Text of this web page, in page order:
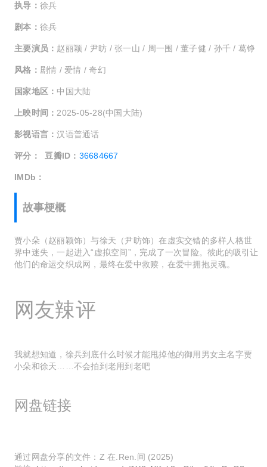
执导： 徐兵
剧本： 徐兵
主要演员： 赵丽颖 / 尹昉 / 张一山 / 周一围 / 董子健 / 孙千 / 葛铮
风格： 剧情 / 爱情 / 奇幻
国家地区： 中国大陆
上映时间：2025-05-28(中国大陆)
影视语言：汉语普通话
评分： 豆瓣ID： 36684667
IMDb：
故事梗概
贾小朵（赵丽颖饰）与徐天（尹昉饰）在虚实交错的多样人格世
界中迷失，一起进入“虚拟空间”，完成了一次冒险。彼此的吸引让
他们的命运交织成网，最终在爱中救赎，在爱中拥抱灵魂。
网友辣评
我就想知道，徐兵到底什么时候才能甩掉他的御用男女主名字贾
小朵和徐天……不会拍到老用到老吧
网盘链接
通过网盘分享的文件：Z 在.Ren.间 (2025)